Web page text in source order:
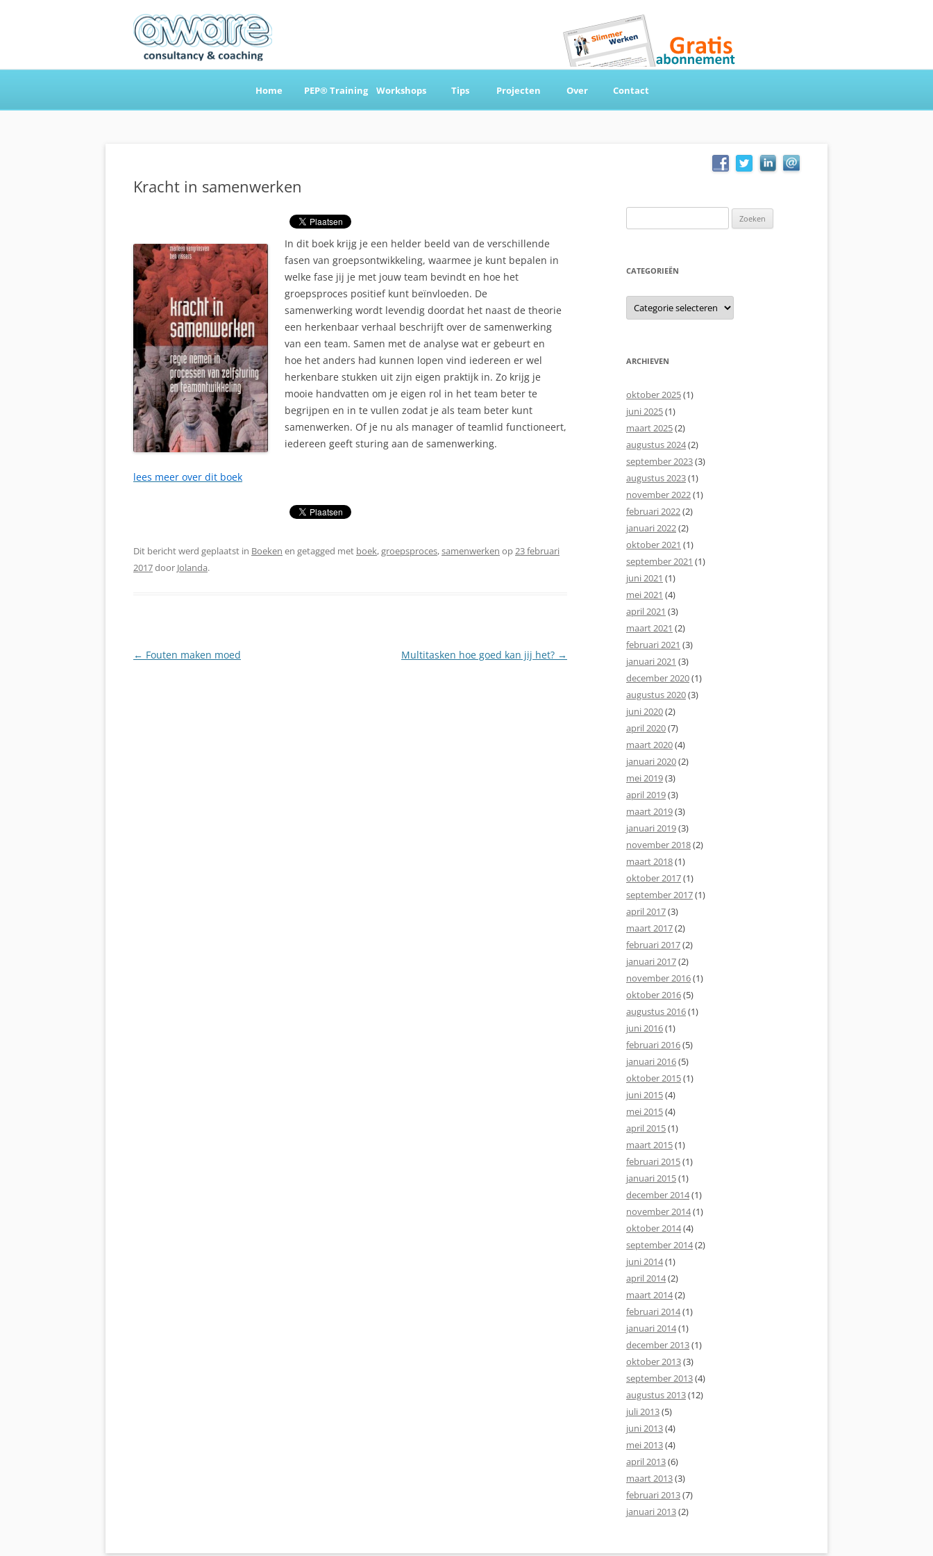
Ga
de
Home PEP® Training Workshops Tips Projecten Over Contact
Aware Consultancy & Coaching
Kracht in samenwerken
In dit boek krijg je een helder beeld van de verschillende
fasen van groepsontwikkeling, waarmee je kunt bepalen in
welke fase jij je met jouw team bevindt en hoe het
groepsproces positief kunt beïnvloeden. De
samenwerking wordt levendig doordat het naast de theorie
een herkenbaar verhaal beschrijft over de samenwerking
van een team. Samen met de analyse wat er gebeurt en
hoe het anders had kunnen lopen vind iedereen er wel
herkenbare stukken uit zijn eigen praktijk in. Zo krijg je
mooie handvatten om je eigen rol in het team beter te
begrijpen en in te vullen zodat je als team beter kunt
samenwerken. Of je nu als manager of teamlid functioneert,
iedereen geeft sturing aan de samenwerking.
lees meer over dit boek
Dit bericht werd geplaatst in Boeken en getagged met boek,groepsproces,samenwerken op23 februari
2017door Jolanda.
Berichtnavigatie
← Fouten maken moed Multitasken hoe goed kan jij het? →
naar:
CATEGORIEËN
Categorieën
ARCHIEVEN
oktober 2025(1)
juni 2025(1)
maart 2025(2)
augustus 2024(2)
september 2023(3)
augustus 2023(1)
november 2022(1)
februari 2022(2)
januari 2022(2)
oktober 2021 (1)
september 2021 (1)
juni 2021 (1)
mei 2021 (4)
april 2021 (3)
maart 2021 (2)
februari 2021 (3)
januari 2021 (3)
december 2020(1)
augustus 2020(3)
juni 2020(2)
april 2020(7)
maart 2020(4)
januari 2020(2)
mei 2019(3)
april 2019(3)
maart 2019(3)
januari 2019(3)
november 2018(2)
maart 2018(1)
oktober 2017(1)
september 2017(1)
april 2017(3)
maart 2017(2)
februari 2017(2)
januari 2017(2)
november 2016(1)
oktober 2016(5)
augustus 2016(1)
juni 2016(1)
februari 2016(5)
januari 2016(5)
oktober 2015(1)
juni 2015(4)
mei 2015(4)
april 2015(1)
maart 2015(1)
februari 2015(1)
januari 2015(1)
december 2014(1)
november 2014(1)
oktober 2014(4)
september 2014(2)
juni 2014(1)
april 2014(2)
maart 2014(2)
februari 2014(1)
januari 2014(1)
december 2013(1)
oktober 2013(3)
september 2013(4)
augustus 2013(12)
juli 2013(5)
juni 2013(4)
mei 2013(4)
april 2013(6)
maart 2013(3)
februari 2013(7)
januari 2013(2)